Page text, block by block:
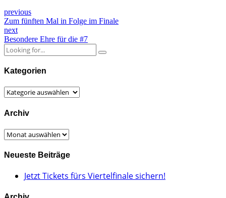
previous
Zum fünften Mal in Folge im Finale
next
Besondere Ehre für die #7
Kategorien
Kategorien
Archiv
Archiv
Neueste Beiträge
Jetzt Tickets fürs Viertelfinale sichern!